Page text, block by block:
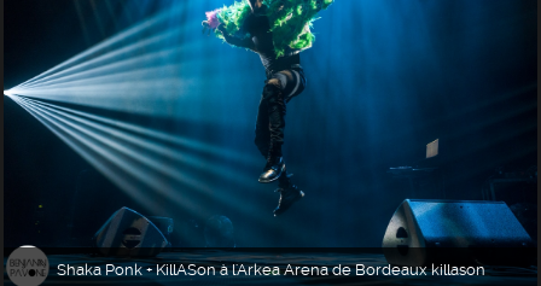
Shaka Ponk + KillASon à l'Arkea Arena de Bordeaux killason